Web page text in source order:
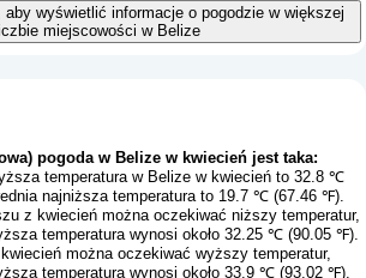
wyświetlić informacje o pogodzie w większej
miejscowości w Belize
pogoda w Belize w kwiecień jest taka:
temperatura w Belize w kwiecień to 32.8 ℃
najniższa temperatura to 19.7 ℃ (67.46 ℉).
z kwiecień można oczekiwać niższy temperatur,
temperatura wynosi około 32.25 ℃ (90.05 ℉).
można oczekiwać wyższy temperatur,
temperatura wynosi około 33.9 ℃ (93.02 ℉).